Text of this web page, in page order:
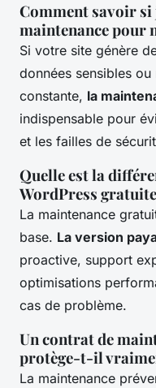
Comment savoir
maintenance pour
Si votre site génère
données sensibles
constante, la
indispensable pour
et les failles de
Quelle est la
WordPress
La maintenance
base. La version
proactive, support
optimisations
cas de problème.
Un contrat de
protège-t-il
La maintenance